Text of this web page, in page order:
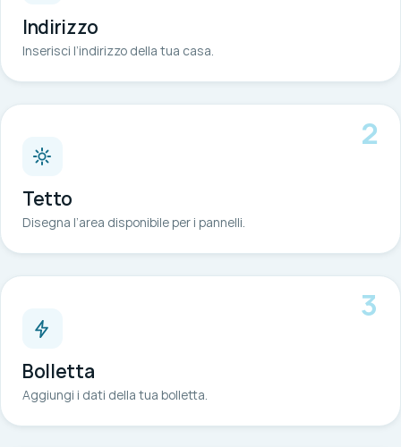
Indirizzo
Inserisci l’indirizzo della tua casa.
2
Tetto
Disegna l’area disponibile per i pannelli.
3
Bolletta
Aggiungi i dati della tua bolletta.